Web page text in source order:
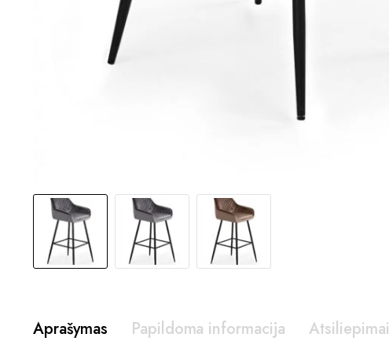
Aprašymas Papildoma informacija